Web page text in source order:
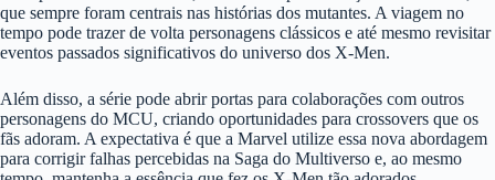
que sempre foram centrais nas histórias dos mutantes. A viagem no
tempo pode trazer de volta personagens clássicos e até mesmo revisitar
eventos passados significativos do universo dos X-Men.
Além disso, a série pode abrir portas para colaborações com outros
personagens do MCU, criando oportunidades para crossovers que os
fãs adoram. A expectativa é que a Marvel utilize essa nova abordagem
para corrigir falhas percebidas na Saga do Multiverso e, ao mesmo